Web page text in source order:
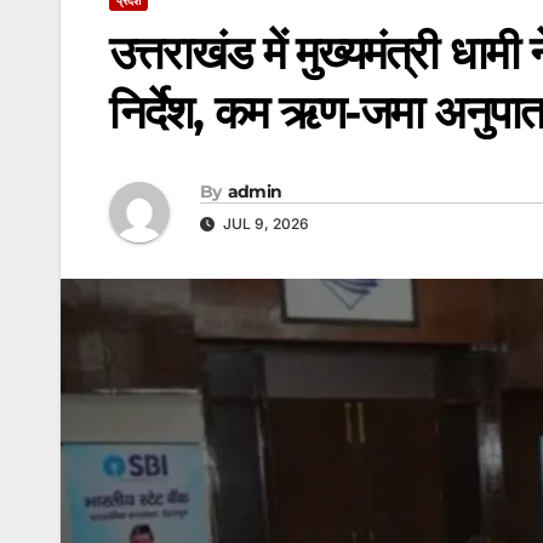
उत्तराखंड में मुख्यमंत्री
निर्देश, कम ऋण-जमा
By admin
JUL 9, 2026